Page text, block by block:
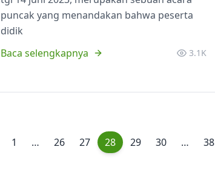
puncak yang menandakan bahwa peserta
didik
Baca selengkapnya
3.1K
1 … 26 27 28 29 30 … 38